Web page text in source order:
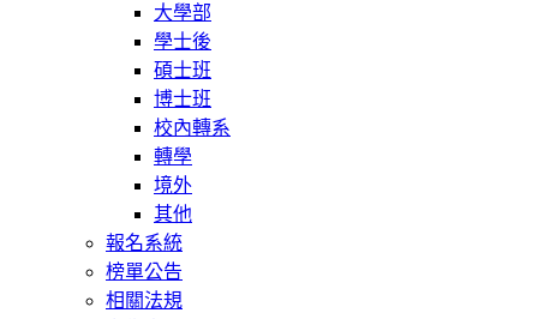
大學部
學士後
碩士班
博士班
校內轉系
轉學
境外
其他
報名系統
榜單公告
相關法規